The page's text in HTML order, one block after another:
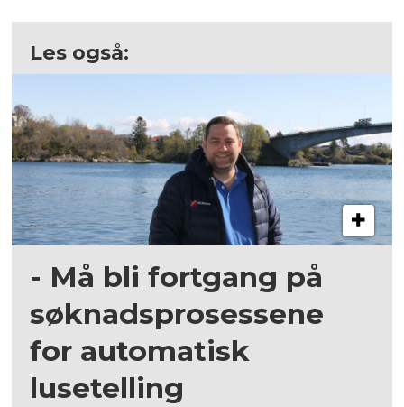
Les også:
- Må bli fortgang på
søknadsprosessene
for automatisk
lusetelling